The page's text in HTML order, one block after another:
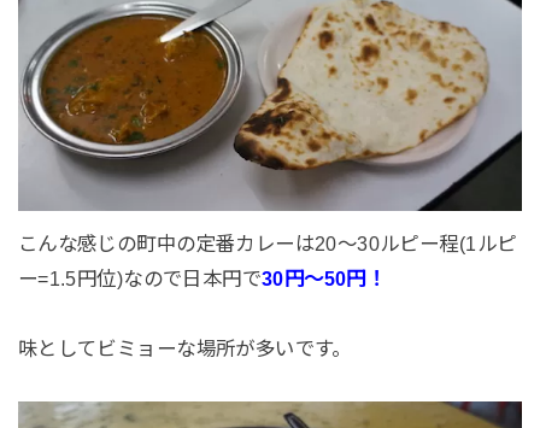
こんな感じの町中の定番カレーは20〜30ルピー程(1ルピ
ー=1.5円位)なので日本円で30円〜50円！
味としてビミョーな場所が多いです。